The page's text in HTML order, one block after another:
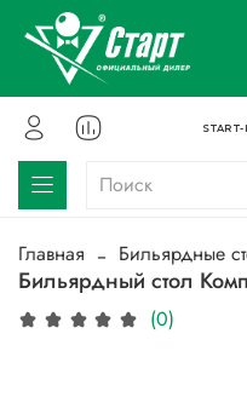
Главная Бильярдные
Бильярдный стол
(0)